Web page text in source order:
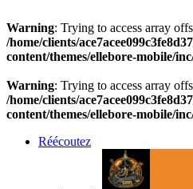
Warning: Trying to access array
/home/clients/
content/themes/ellebore-mobile/
Warning: Trying to access array
/home/clients/
content/themes/ellebore-mobile/
Réécoutez